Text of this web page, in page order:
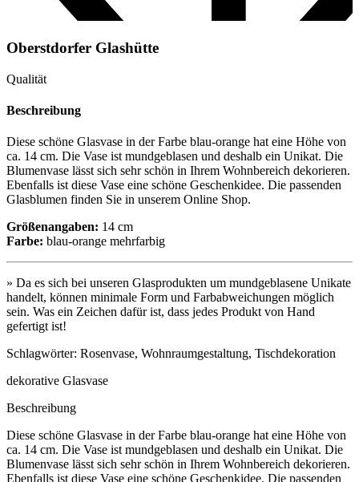
Oberstdorfer Glashütte
Qualität
Beschreibung
Diese schöne Glasvase in der Farbe blau-orange hat eine Höhe von
ca. 14 cm. Die Vase ist mundgeblasen und deshalb ein Unikat. Die
Blumenvase lässt sich sehr schön in Ihrem Wohnbereich dekorieren.
Ebenfalls ist diese Vase eine schöne Geschenkidee. Die passenden
Glasblumen finden Sie in unserem Online Shop.
Größenangaben: 14 cm
Farbe: blau-orange mehrfarbig
» Da es sich bei unseren Glasprodukten um mundgeblasene Unikate
handelt, können minimale Form und Farbabweichungen möglich
sein. Was ein Zeichen dafür ist, dass jedes Produkt von Hand
gefertigt ist!
Schlagwörter: Rosenvase, Wohnraumgestaltung, Tischdekoration
dekorative Glasvase
Beschreibung
Diese schöne Glasvase in der Farbe blau-orange hat eine Höhe von
ca. 14 cm. Die Vase ist mundgeblasen und deshalb ein Unikat. Die
Blumenvase lässt sich sehr schön in Ihrem Wohnbereich dekorieren.
Ebenfalls ist diese Vase eine schöne Geschenkidee. Die passenden